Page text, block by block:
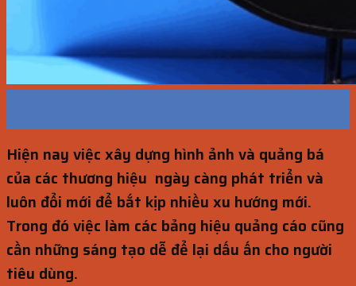
Hiện nay việc xây dựng hình ảnh và quảng bá
của các thương hiệu ngày càng phát triển và
luôn đổi mới để bắt kịp nhiều xu hướng mới.
Trong đó việc làm các bảng hiệu quảng cáo cũng
cần những sáng tạo dễ để lại dấu ấn cho người
tiêu dùng.